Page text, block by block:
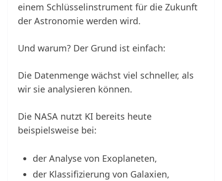
einem Schlüsselinstrument für die Zukunft
der Astronomie werden wird.
Und warum? Der Grund ist einfach:
Die Datenmenge wächst viel schneller, als
wir sie analysieren können.
Die NASA nutzt KI bereits heute
beispielsweise bei:
der Analyse von Exoplaneten,
der Klassifizierung von Galaxien,